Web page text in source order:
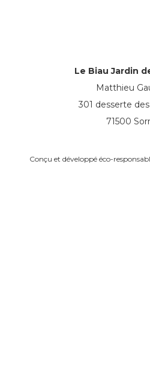
Le Biau Jardin
Matthieu
301 desserte
71500
Conçu et développé éco-